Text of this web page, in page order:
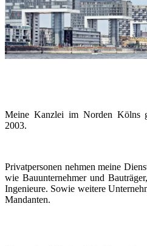
Meine Kanzlei im Norden Kölns
2003.
Privatpersonen nehmen meine
wie Bauunternehmer und
Ingenieure. Sowie weitere
Mandanten.